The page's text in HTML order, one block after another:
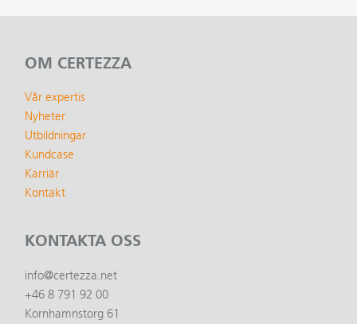
OM CERTEZZA
Vår expertis
Nyheter
Utbildningar
Kundcase
Karriär
Kontakt
KONTAKTA OSS
info@certezza.net
+46 8 791 92 00
Kornhamnstorg 61